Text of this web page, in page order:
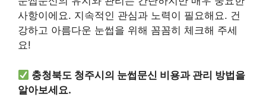
사항이에요. 지속적인 관심과 노력이 필요해요. 건
강하고 아름다운 눈썹을 위해 꼼꼼히 체크해 주세
요!
충청북도 청주시의 눈썹문신 비용과 관리 방법을
알아보세요.